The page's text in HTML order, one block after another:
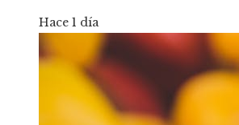
Hace 1 día